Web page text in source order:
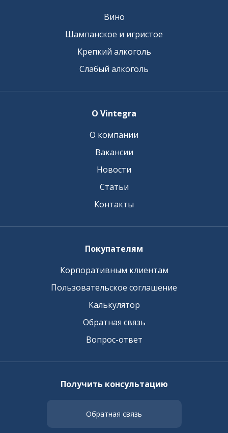
Вино
Шампанское и игристое
Крепкий алкоголь
Слабый алкоголь
О Vintegra
О компании
Вакансии
Новости
Статьи
Контакты
Покупателям
Корпоративным клиентам
Пользовательское соглашение
Калькулятор
Обратная связь
Вопрос-ответ
Получить консультацию
Обратная связь